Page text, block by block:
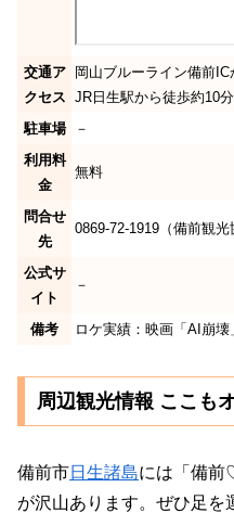
交通ア
クセス
岡山ブルーライン備前IC
JR日生駅から徒歩約10分
駐車場
－
利用料
金
無料
問合せ
先
0869-72-1919（備前観光
公式サ
イト
－
備考 ロケ実績：映画「AI崩壊
周辺観光情報 ここも
備前市日生諸島には「備前
が沢山あります。ぜひ足を